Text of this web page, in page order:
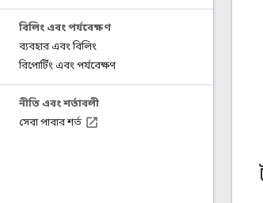
বিলিং এবং পর্যবেক্ষণ
ব্যবহার এবং বিলিং
রিপোর্টিং এবং পর্যবেক্ষণ
নীতি এবং শর্তাবলী
সেবা পাবার শর্ত